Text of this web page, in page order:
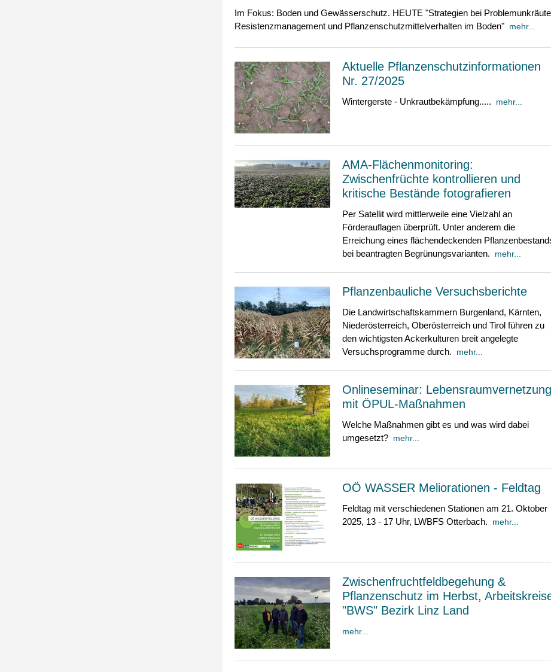
Im Fokus: Boden und Gewässerschutz. HEUTE "Strategien bei
Resistenzmanagement und Pflanzenschutzmittelverhalten im Boden" mehr...
Aktuelle Pflanzenschutzinformationen
Nr. 27/2025
Wintergerste - Unkrautbekämpfung..... mehr...
AMA-Flächenmonitoring:
Zwischenfrüchte kontrollieren und
kritische Bestände fotografieren
Per Satellit wird mittlerweile eine Vielzahl an
Förderauflagen überprüft. Unter anderem die
Erreichung eines flächendeckenden
bei beantragten Begrünungsvarianten. mehr...
Pflanzenbauliche Versuchsberichte
Die Landwirtschaftskammern Burgenland, Kärnten,
Niederösterreich, Oberösterreich und Tirol führen zu
den wichtigsten Ackerkulturen breit angelegte
Versuchsprogramme durch. mehr...
Onlineseminar: Lebensraumvernetzung
mit ÖPUL-Maßnahmen
Welche Maßnahmen gibt es und was wird dabei
umgesetzt? mehr...
OÖ WASSER Meliorationen - Feldtag
Feldtag mit verschiedenen Stationen am 21. Oktober
2025, 13 - 17 Uhr, LWBFS Otterbach. mehr...
Zwischenfruchtfeldbegehung &
Pflanzenschutz im Herbst,
"BWS" Bezirk Linz Land
mehr...